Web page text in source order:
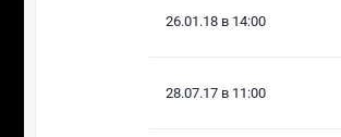
26.01.18 в 14:00
28.07.17 в 11:00